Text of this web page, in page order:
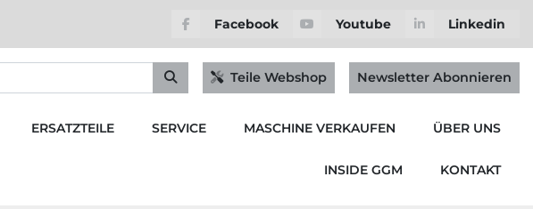
Facebook Youtube Linkedin
Teile Webshop Newsletter Abonnieren
ERSATZTEILE SERVICE MASCHINE VERKAUFEN ÜBER UNS
INSIDE GGM KONTAKT